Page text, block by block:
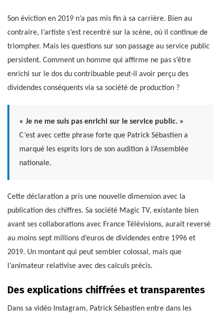
Son éviction en 2019 n’a pas mis fin à sa carrière. Bien au
contraire, l’artiste s’est recentré sur la scène, où il continue de
triompher. Mais les questions sur son passage au service public
persistent. Comment un homme qui affirme ne pas s’être
enrichi sur le dos du contribuable peut-il avoir perçu des
dividendes conséquents via sa société de production ?
« Je ne me suis pas enrichi sur le service public. »
C’est avec cette phrase forte que Patrick Sébastien a
marqué les esprits lors de son audition à l’Assemblée
nationale.
Cette déclaration a pris une nouvelle dimension avec la
publication des chiffres. Sa société Magic TV, existante bien
avant ses collaborations avec France Télévisions, aurait reversé
au moins sept millions d’euros de dividendes entre 1996 et
2019. Un montant qui peut sembler colossal, mais que
l’animateur relativise avec des calculs précis.
Des explications chiffrées et transparentes
Dans sa vidéo Instagram, Patrick Sébastien entre dans les